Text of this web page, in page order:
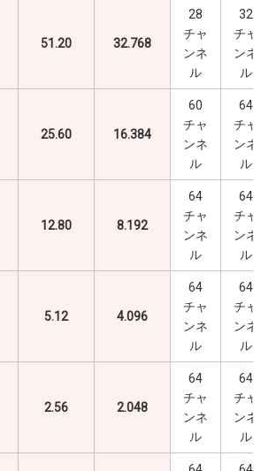
51.20 32.768
28
チャ
ンネ
ル
32
チャ
ンネ
ル
25.60 16.384
60
チャ
ンネ
ル
64
チャ
ンネ
ル
12.80 8.192
64
チャ
ンネ
ル
64
チャ
ンネ
ル
5.12 4.096
64
チャ
ンネ
ル
64
チャ
ンネ
ル
2.56 2.048
64
チャ
ンネ
ル
64
チャ
ンネ
ル